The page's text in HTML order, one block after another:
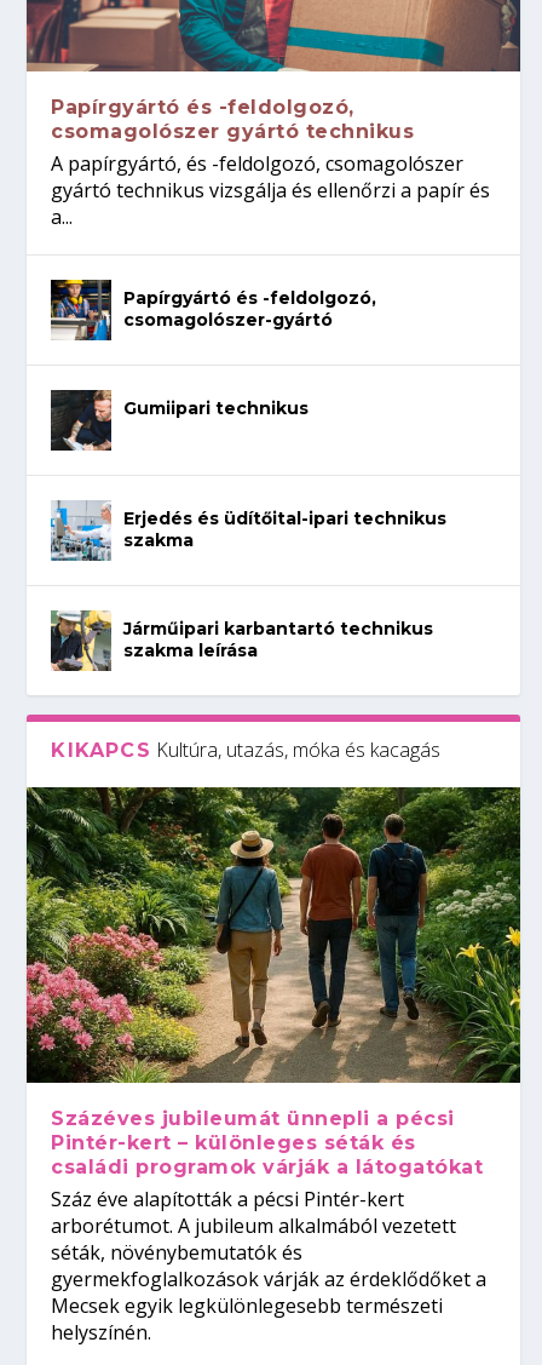
Papírgyártó és -feldolgozó,
csomagolószer gyártó technikus
A papírgyártó, és -feldolgozó, csomagolószer
gyártó technikus vizsgálja és ellenőrzi a papír és
a...
Papírgyártó és -feldolgozó,
csomagolószer-gyártó
Gumiipari technikus
Erjedés és üdítőital-ipari technikus
szakma
Járműipari karbantartó technikus
szakma leírása
KIKAPCS Kultúra, utazás, móka és kacagás
Százéves jubileumát ünnepli a pécsi
Pintér-kert – különleges séták és
családi programok várják a látogatókat
Száz éve alapították a pécsi Pintér-kert
arborétumot. A jubileum alkalmából vezetett
séták, növénybemutatók és
gyermekfoglalkozások várják az érdeklődőket a
Mecsek egyik legkülönlegesebb természeti
helyszínén.